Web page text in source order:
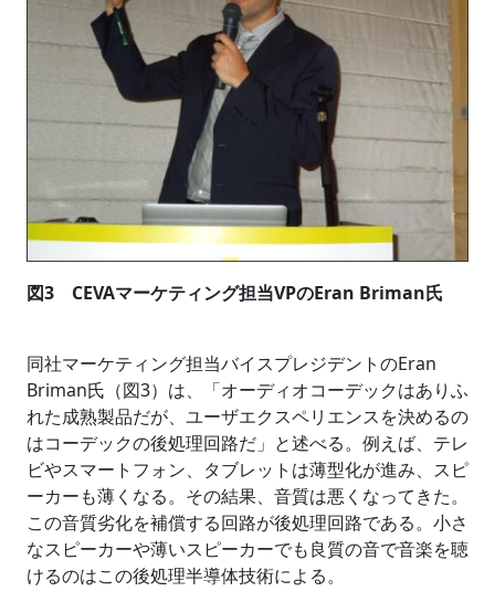
図3 CEVAマーケティング担当VPのEran Briman氏
同社マーケティング担当バイスプレジデントのEran
Briman氏（図3）は、「オーディオコーデックはありふ
れた成熟製品だが、ユーザエクスペリエンスを決めるの
はコーデックの後処理回路だ」と述べる。例えば、テレ
ビやスマートフォン、タブレットは薄型化が進み、スピ
ーカーも薄くなる。その結果、音質は悪くなってきた。
この音質劣化を補償する回路が後処理回路である。小さ
なスピーカーや薄いスピーカーでも良質の音で音楽を聴
けるのはこの後処理半導体技術による。